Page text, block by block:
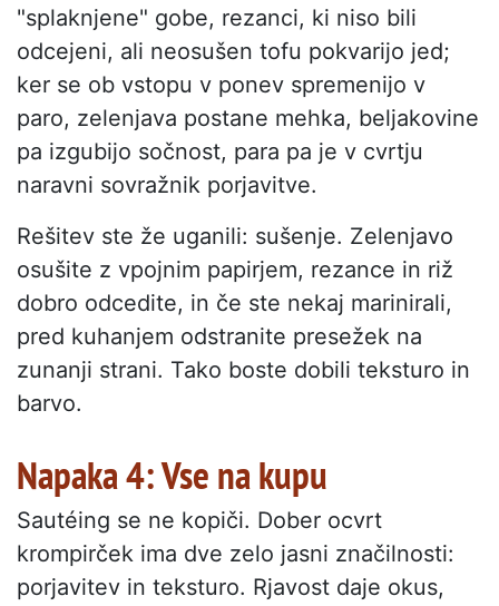
"splaknjene" gobe, rezanci, ki niso bili
odcejeni, ali neosušen tofu pokvarijo jed;
ker se ob vstopu v ponev spremenijo v
paro, zelenjava postane mehka, beljakovine
pa izgubijo sočnost, para pa je v cvrtju
naravni sovražnik porjavitve.
Rešitev ste že uganili: sušenje. Zelenjavo
osušite z vpojnim papirjem, rezance in riž
dobro odcedite, in če ste nekaj marinirali,
pred kuhanjem odstranite presežek na
zunanji strani. Tako boste dobili teksturo in
barvo.
Napaka 4: Vse na kupu
Sautéing se ne kopiči. Dober ocvrt
krompirček ima dve zelo jasni značilnosti:
porjavitev in teksturo. Rjavost daje okus,